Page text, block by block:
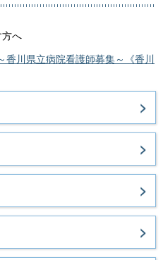
方へ
県立病院看護師募集～《香川